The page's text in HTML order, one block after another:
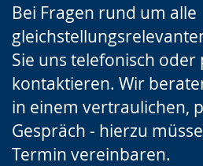
Bei Fragen rund um alle
Sie uns telefonisch oder
kontaktieren. Wir
in einem vertraulichen,
Gespräch - hierzu
Termin vereinbaren.
wechseln.
Deutscher
Gebärdensprache
wird
angezeigt.